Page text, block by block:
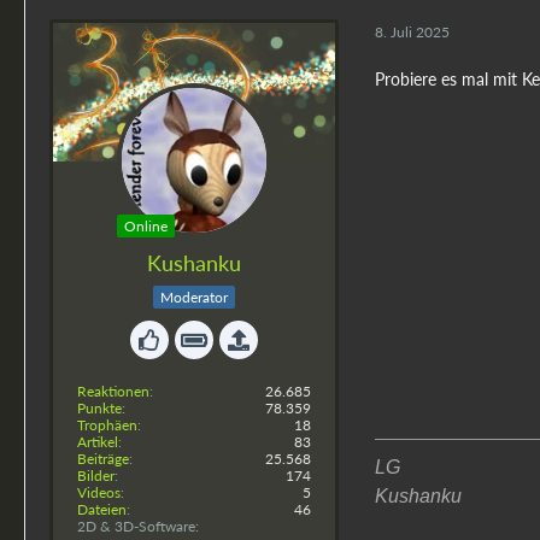
Online
Kushanku
Moderator
Reaktionen
26.685
Punkte
78.359
Trophäen
18
Artikel
83
Beiträge
25.568
Bilder
174
Videos
5
Dateien
46
2D & 3D-Software
8. Juli 2025
Probiere es mal mit
LG
Kushanku